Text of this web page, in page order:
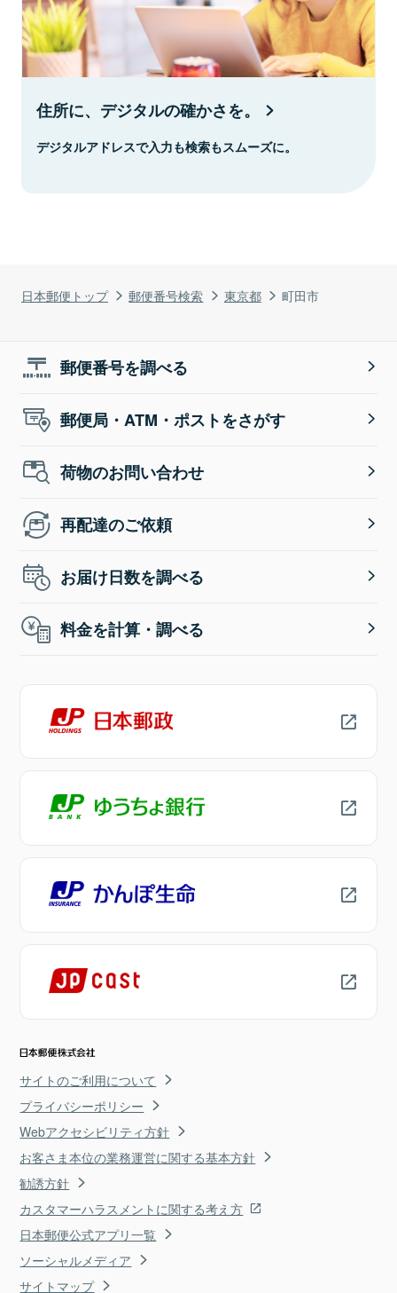
日本郵便トップ 郵便番号検索 東京都 町田市
住所に、デジタルの確かさを。
デジタルアドレスで入力も検索もスムーズに。
郵便番号を調べる
郵便局・ATM・ポストをさがす
荷物のお問い合わせ
再配達のご依頼
お届け日数を調べる
料金を計算・調べる
サイトのご利用について
プライバシーポリシー
Webアクセシビリティ方針
お客さま本位の業務運営に関する基本方針
勧誘方針
カスタマーハラスメントに関する考え方
日本郵便公式アプリ一覧
ソーシャルメディア
サイトマップ